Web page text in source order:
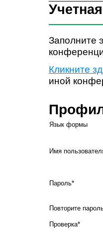
Заполните
Кликните
иной
Язык формы
Имя
Пароль*
Повторите
Проверка*